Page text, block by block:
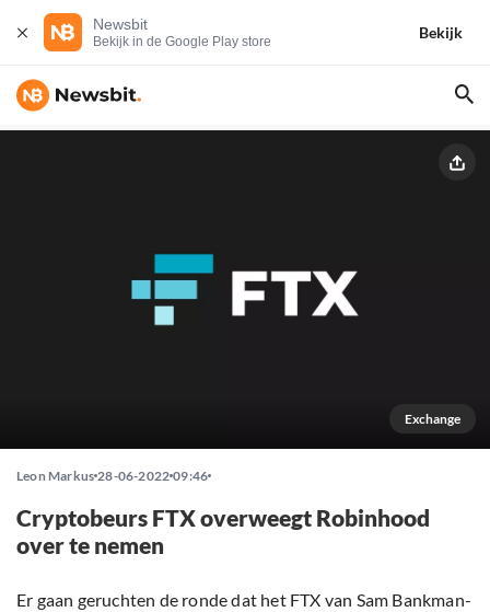
Newsbit
Bekijk in de Google Play store
Bekijk
Exchange
Leon Markus 28-06-2022 09:46
Cryptobeurs FTX overweegt Robinhood
over te nemen
Er gaan geruchten de ronde dat het FTX van Sam Bankman-